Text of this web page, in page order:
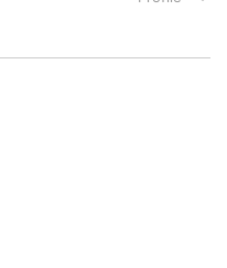
てまた起業家としてITスタ
ェアからソフトウェアの事業
世界最大IT系メディア（ス